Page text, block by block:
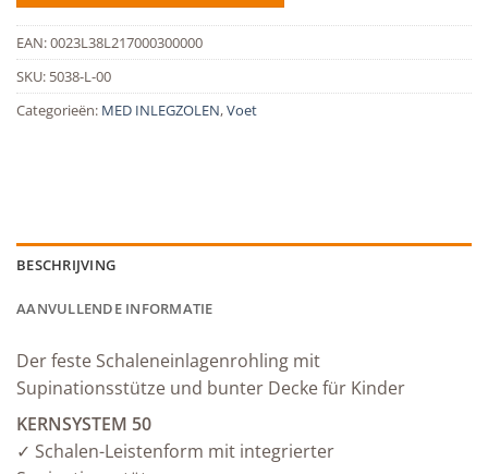
EAN:0023L38L217000300000
SKU: 5038-L-00
Categorieën: MED INLEGZOLEN,Voet
BESCHRIJVING
AANVULLENDE INFORMATIE
Der feste Schaleneinlagenrohling mit
Supinationsstütze und bunter Decke für Kinder
KERNSYSTEM 50
✓ Schalen-Leistenform mit integrierter